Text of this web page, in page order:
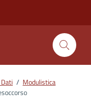
/ Modulistica